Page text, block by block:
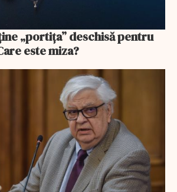
„portița” deschisă pentru
este miza?